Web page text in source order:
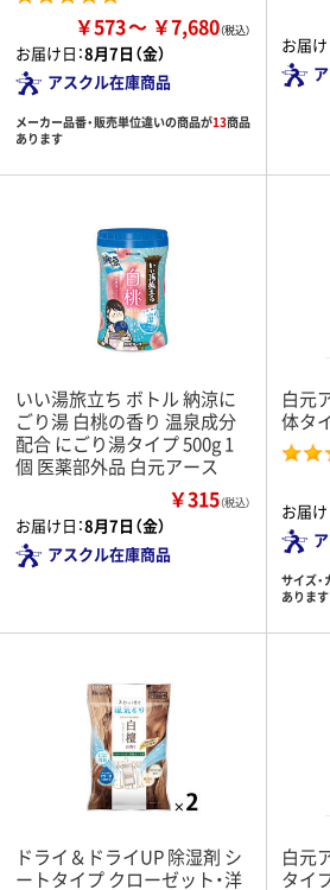
￥573 ￥7,680
お届け日：8月7日（金）
アスクル在庫商品
メーカー品番・販売単位違いの商品が13商品
あります
お届け
いい湯旅立ち ボトル 納涼に
ごり湯 白桃の香り 温泉成分
配合 にごり湯タイプ 500g 1
個 医薬部外品 白元アース
￥315（税込）
お届け日：8月7日（金）
アスクル在庫商品
白元
体タ
お届け
サイズ
あります
ドライ＆ドライUP 除湿剤 シ
ートタイプ クローゼット・洋
白元
タイ